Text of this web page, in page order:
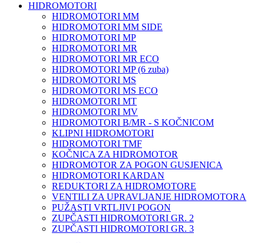
HIDROMOTORI
HIDROMOTORI MM
HIDROMOTORI MM SIDE
HIDROMOTORI MP
HIDROMOTORI MR
HIDROMOTORI MR ECO
HIDROMOTORI MP (6 zuba)
HIDROMOTORI MS
HIDROMOTORI MS ECO
HIDROMOTORI MT
HIDROMOTORI MV
HIDROMOTORI B/MR - S KOČNICOM
KLIPNI HIDROMOTORI
HIDROMOTORI TMF
KOČNICA ZA HIDROMOTOR
HIDROMOTOR ZA POGON GUSJENICA
HIDROMOTORI KARDAN
REDUKTORI ZA HIDROMOTORE
VENTILI ZA UPRAVLJANJE HIDROMOTORA
PUŽASTI VRTLJIVI POGON
ZUPČASTI HIDROMOTORI GR. 2
ZUPČASTI HIDROMOTORI GR. 3